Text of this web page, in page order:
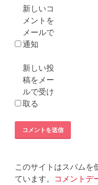
新しいコ
メントを
メールで
通知
新しい投
稿をメー
ルで受け
取る
このサイトはスパムを
ています。 コメントデ